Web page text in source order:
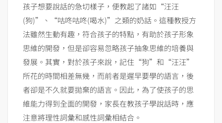
孩子想要說話的急切樣子，便教起了諸如“汪汪
(狗)”、“咕咚咕咚(喝水)”之類的奶話。這種教授方
法雖然生動有趣，符合孩子的特點，有助於孩子形象
思維的開發，但是卻容易忽略孩子抽象思維的培養與
發展。其實，對於孩子來說，記住“狗”和“汪汪”
所花的時間相差無幾，而前者是遲早要學的語言，後
者卻是不久就要拋棄的語言。因此，為了使孩子的思
維能力得到全面的開發，家長在教孩子學說話時，應
注意將理性詞彙和感性詞彙相結合。